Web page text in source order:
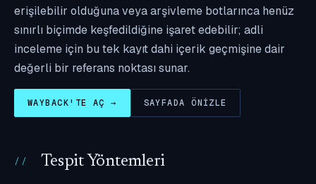
erişilebilir olduğuna veya arşivleme botlarınca henüz
sınırlı biçimde keşfedildiğine işaret edebilir; adli
inceleme için bu tek kayıt dahi içerik geçmişine dair
değerli bir referans noktası sunar.
WAYBACK'TE AÇ → SAYFADA ÖNIZLE
Tespit Yöntemleri